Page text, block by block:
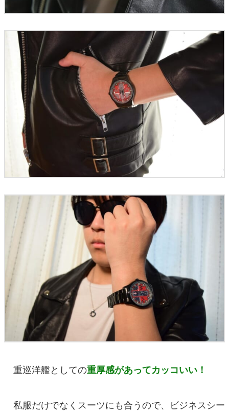
重巡洋艦としての重厚感があってカッコいい！
私服だけでなくスーツにも合うので、ビジネスシー